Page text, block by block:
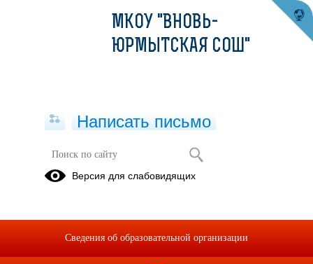
Роль игры в жизни ребенка
«Виды игр и их роль в жизни, воспитании
и
детей дошкольного возраста»
МКОУ "ВНОВЬ-
ЮРМЫТСКАЯ СОШ"
Написать письмо
Версия для слабовидящих
Сведения об образовательной организации